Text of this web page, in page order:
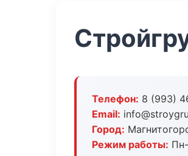
Телефон: 8 (993)
Email:
Город:
Режим работы: